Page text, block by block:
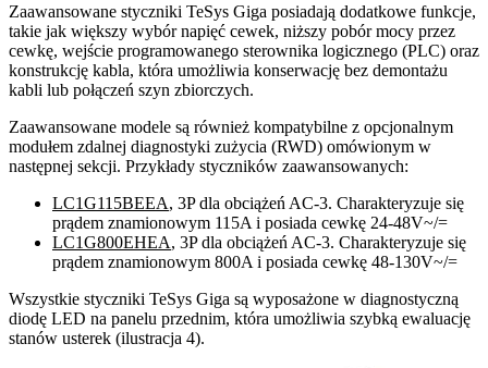
Zaawansowane styczniki TeSys Giga posiadają dodatkowe funkcje,
takie jak większy wybór napięć cewek, niższy pobór mocy przez
cewkę, wejście programowanego sterownika logicznego (PLC) oraz
konstrukcję kabla, która umożliwia konserwację bez demontażu
kabli lub połączeń szyn zbiorczych.
Zaawansowane modele są również kompatybilne z opcjonalnym
modułem zdalnej diagnostyki zużycia (RWD) omówionym w
następnej sekcji. Przykłady styczników zaawansowanych:
LC1G115BEEA, 3P dla obciążeń AC-3. Charakteryzuje się
prądem znamionowym 115A i posiada cewkę 24-48V~/=
LC1G800EHEA, 3P dla obciążeń AC-3. Charakteryzuje się
prądem znamionowym 800A i posiada cewkę 48-130V~/=
Wszystkie styczniki TeSys Giga są wyposażone w diagnostyczną
diodę LED na panelu przednim, która umożliwia szybką ewaluację
stanów usterek (ilustracja 4).